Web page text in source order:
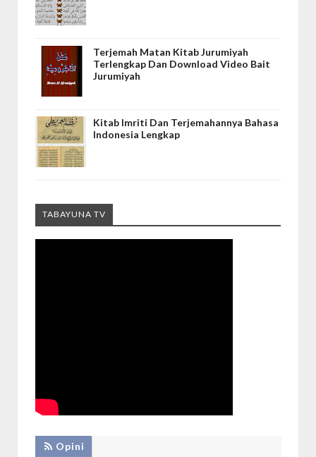
Terjemah Matan Kitab Jurumiyah
Terlengkap Dan Download Video Bait
Jurumiyah
Kitab Imriti Dan Terjemahannya Bahasa
Indonesia Lengkap
TABAYUNA TV
Opini